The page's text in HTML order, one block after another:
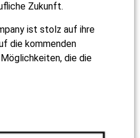
Zukunft.
ist stolz auf ihre
die kommenden
die die